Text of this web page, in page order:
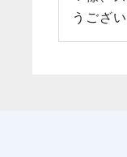
うござ